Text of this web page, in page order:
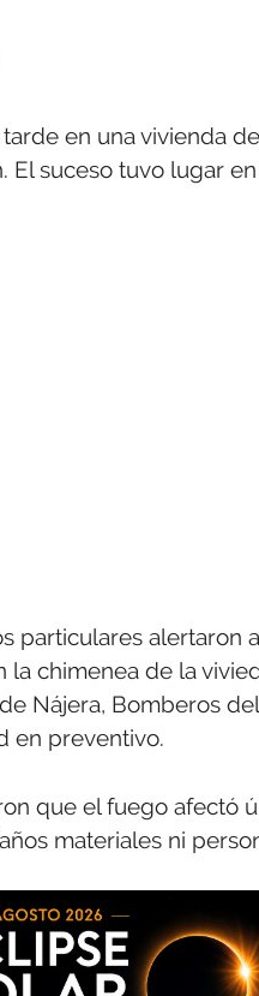
en una vivienda
El suceso tuvo lugar
particulares
chimenea de la
Nájera, Bomberos
en preventivo.
que el fuego afectó
materiales ni